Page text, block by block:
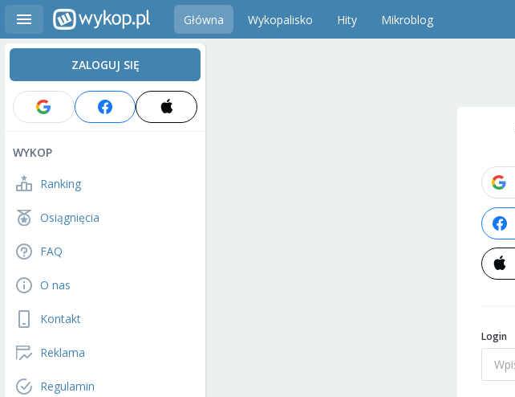
Główna Wykopalisko Hity Mikroblog
ZALOGUJ SIĘ
WYKOP
Ranking
Osiągnięcia
FAQ
O nas
Kontakt
Reklama
Regulamin
Login